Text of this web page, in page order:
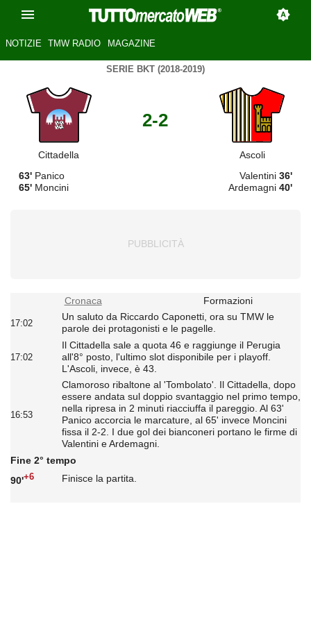
NOTIZIE TMW RADIO MAGAZINE
SERIE BKT (2018-2019)
Cittadella
2-2
Ascoli
63' Panico
65' Moncini
Valentini 36'
Ardemagni 40'
Cronaca Formazioni
17:02
Un saluto da Riccardo Caponetti, ora su TMW le
parole dei protagonisti e le pagelle.
17:02
Il Cittadella sale a quota 46 e raggiunge il Perugia
all'8° posto, l'ultimo slot disponibile per i playoff.
L'Ascoli, invece, è 43.
16:53
Clamoroso ribaltone al 'Tombolato'. Il Cittadella, dopo
essere andata sul doppio svantaggio nel primo tempo,
nella ripresa in 2 minuti riacciuffa il pareggio. Al 63'
Panico accorcia le marcature, al 65' invece Moncini
fissa il 2-2. I due gol dei bianconeri portano le firme di
Valentini e Ardemagni.
Fine 2° tempo
90'+6 Finisce la partita.